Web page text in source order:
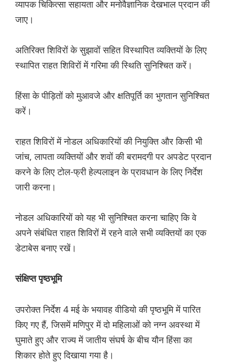
व्यापक चिकित्सा सहायता और मनोवैज्ञानिक देखभाल प्रदान की
जाए।
अतिरिक्त शिविरों के सुझावों सहित विस्थापित व्यक्तियों के लिए
स्थापित राहत शिविरों में गरिमा की स्थिति सुनिश्चित करें।
हिंसा के पीड़ितों को मुआवजे और क्षतिपूर्ति का भुगतान सुनिश्चित
करें।
राहत शिविरों में नोडल अधिकारियों की नियुक्ति और किसी भी
जांच, लापता व्यक्तियों और शवों की बरामदगी पर अपडेट प्रदान
करने के लिए टोल-फ्री हेल्पलाइन के प्रावधान के लिए निर्देश
जारी करना।
नोडल अधिकारियों को यह भी सुनिश्चित करना चाहिए कि वे
अपने संबंधित राहत शिविरों में रहने वाले सभी व्यक्तियों का एक
डेटाबेस बनाए रखें।
संक्षिप्त पृष्ठभूमि
उपरोक्त निर्देश 4 मई के भयावह वीडियो की पृष्ठभूमि में पारित
किए गए हैं, जिसमें मणिपुर में दो महिलाओं को नग्न अवस्था में
घुमाते हुए और राज्य में जातीय संघर्ष के बीच यौन हिंसा का
शिकार होते हुए दिखाया गया है।